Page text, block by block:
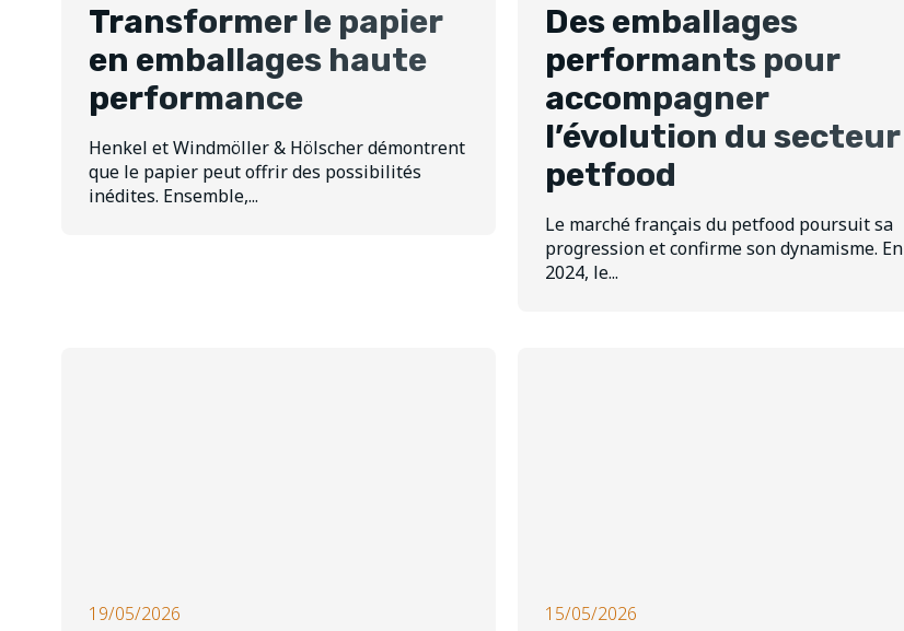
Transformer le papier
en emballages haute
performance
Henkel et Windmöller & Hölscher démontrent
que le papier peut offrir des possibilités
inédites. Ensemble,...
Des emballages
performants pour
accompagner
l’évolution du secteur
petfood
Le marché français du petfood poursuit sa
progression et confirme son dynamisme. En
2024, le...
19/05/2026 15/05/2026